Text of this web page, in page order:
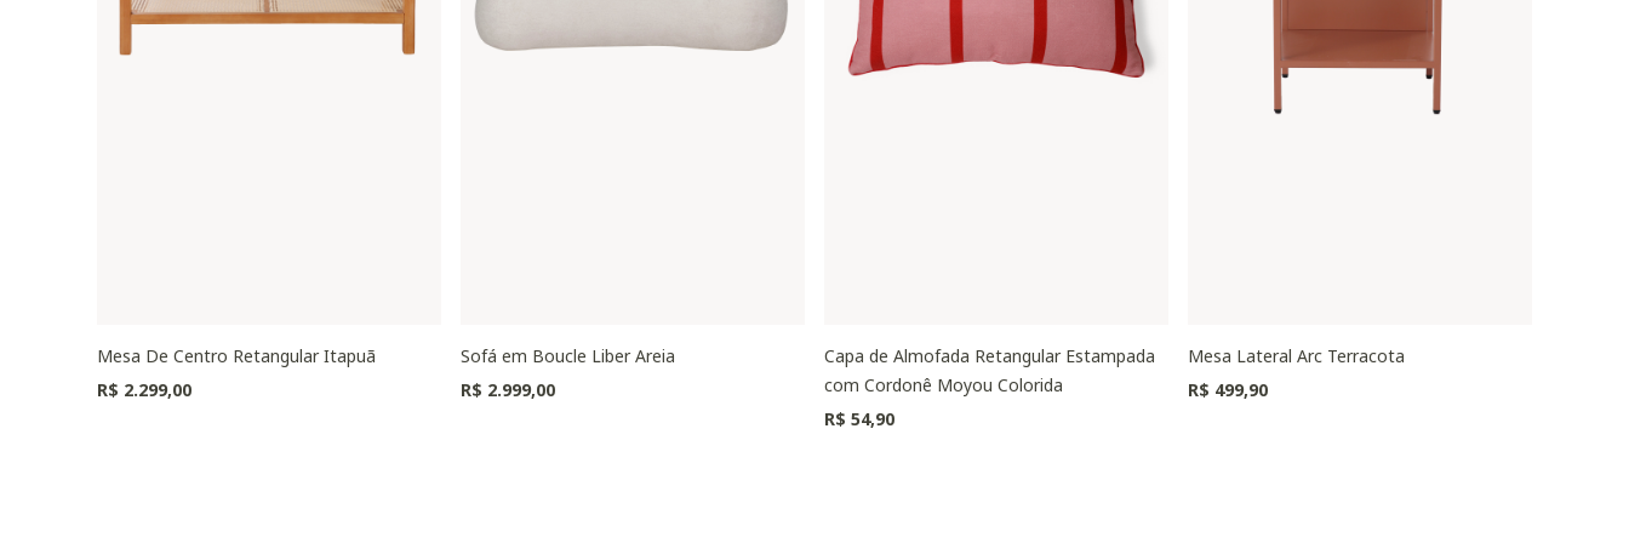
Mesa De Centro Retangular Itapuã
R$ 2.299,00
Sofá em Boucle Liber Areia
R$ 2.999,00
Capa de Almofada Retangular Estampada
com Cordonê Moyou Colorida
R$ 54,90
Mesa Lateral Arc Terracota
R$ 499,90